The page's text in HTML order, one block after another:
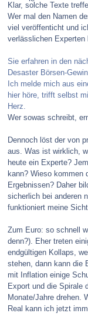
Klar, solche Texte
Wer mal den Namen
viel veröffenticht und
verlässlichen Experten
Sie erfahren in den
Desaster Börsen-
Ich melde mich aus
hier höre, trifft selbst
Herz.
Wer sowas schreibt,
Dennoch löst der von
aus. Was ist wirklich,
heute ein Experte?
kann? Wieso kommen
Ergebnissen? Daher
sicherlich bei anderen
funktioniert meine
Zum Euro: so schnell
denn?). Eher treten
endgültigen Kollaps,
stehen, dann kann die
mit Inflation einige
Export und die Spirale
Monate/Jahre drehen.
Real kann ich jetzt